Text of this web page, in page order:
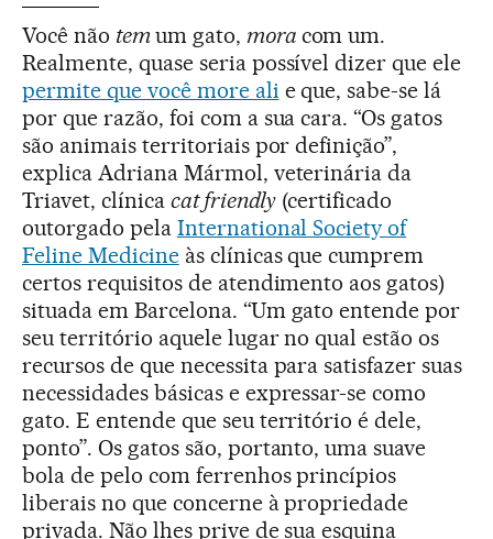
Você não temum gato, mora com um.
Realmente, quase seria possível dizer que ele
permite que você more ali e que, sabe-se lá
por que razão, foi com a sua cara. “Os gatos
são animais territoriais por definição”,
explica Adriana Mármol, veterinária da
Triavet, clínica cat friendly (certificado
outorgado pela International Society of
Feline Medicineàs clínicas que cumprem
certos requisitos de atendimento aos gatos)
situada em Barcelona. “Um gato entende por
seu território aquele lugar no qual estão os
recursos de que necessita para satisfazer suas
necessidades básicas e expressar-se como
gato. E entende que seu território é dele,
ponto”. Os gatos são, portanto, uma suave
bola de pelo com ferrenhos princípios
liberais no que concerne à propriedade
privada. Não lhes prive de sua esquina